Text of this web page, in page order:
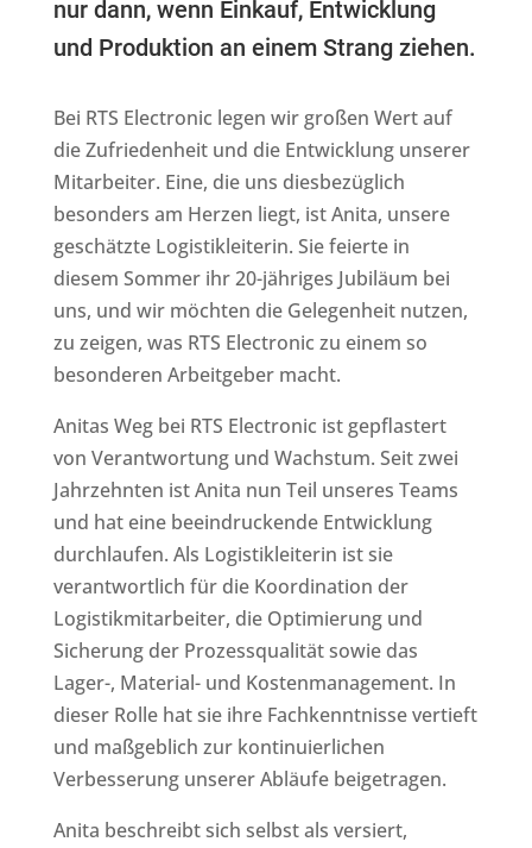
nur dann, wenn Einkauf, Entwicklung
und Produktion an einem Strang ziehen.
Bei RTS Electronic legen wir großen Wert auf
die Zufriedenheit und die Entwicklung unserer
Mitarbeiter. Eine, die uns diesbezüglich
besonders am Herzen liegt, ist Anita, unsere
geschätzte Logistikleiterin. Sie feierte in
diesem Sommer ihr 20-jähriges Jubiläum bei
uns, und wir möchten die Gelegenheit nutzen,
zu zeigen, was RTS Electronic zu einem so
besonderen Arbeitgeber macht.
Anitas Weg bei RTS Electronic ist gepflastert
von Verantwortung und Wachstum. Seit zwei
Jahrzehnten ist Anita nun Teil unseres Teams
und hat eine beeindruckende Entwicklung
durchlaufen. Als Logistikleiterin ist sie
verantwortlich für die Koordination der
Logistikmitarbeiter, die Optimierung und
Sicherung der Prozessqualität sowie das
Lager-, Material- und Kostenmanagement. In
dieser Rolle hat sie ihre Fachkenntnisse vertieft
und maßgeblich zur kontinuierlichen
Verbesserung unserer Abläufe beigetragen.
Anita beschreibt sich selbst als versiert,